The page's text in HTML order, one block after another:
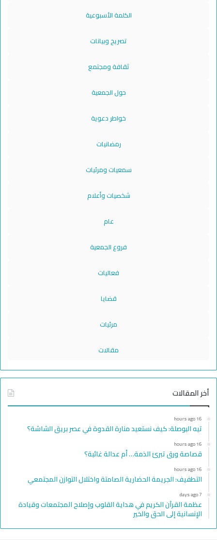
الكلمة الأسبوعية
تصريح وبيانات
ثقافة ومجتمع
حول الجمعية
خواطر دعوية
رمضانيات
سمعيات ومرئيات
شخصيات وأعلام
عام
فروع الجمعية
فعاليات
قضايا
مرئيات
مقالات
أخر المقالات
16 hours ago
تيه البوصلة: كيف نستعيد منارة القدوة في عصر بريق الشاشة؟
16 hours ago
قصاصة ورق تبرئ الذمة… أم عدالة غائبة؟
16 hours ago
التطفيف: الجريمة الحضارية الصامتة واختلال التوازن المجتمعي
7 days ago
عظمة القرآن الكريم في هداية القلوب وإصلاح المجتمعات وقيادة
الإنسانية إلى الحق والخير